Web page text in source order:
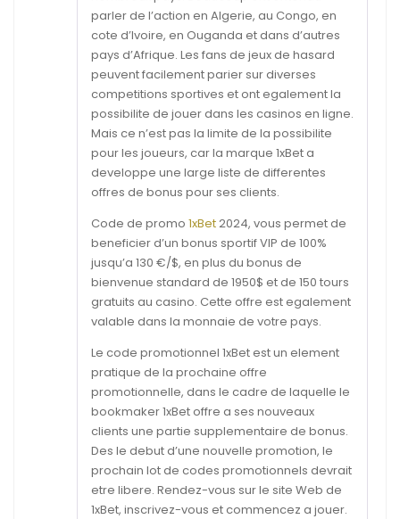
parler de l’action en Algerie, au Congo, en
cote d’Ivoire, en Ouganda et dans d’autres
pays d’Afrique. Les fans de jeux de hasard
peuvent facilement parier sur diverses
competitions sportives et ont egalement la
possibilite de jouer dans les casinos en ligne.
Mais ce n’est pas la limite de la possibilite
pour les joueurs, car la marque 1xBet a
developpe une large liste de differentes
offres de bonus pour ses clients.
Code de promo 1xBet2024, vous permet de
beneficier d’un bonus sportif VIP de 100%
jusqu’a 130 €/$, en plus du bonus de
bienvenue standard de 1950$ et de 150 tours
gratuits au casino. Cette offre est egalement
valable dans la monnaie de votre pays.
Le code promotionnel 1xBet est un element
pratique de la prochaine offre
promotionnelle, dans le cadre de laquelle le
bookmaker 1xBet offre a ses nouveaux
clients une partie supplementaire de bonus.
Des le debut d’une nouvelle promotion, le
prochain lot de codes promotionnels devrait
etre libere. Rendez-vous sur le site Web de
1xBet, inscrivez-vous et commencez a jouer.